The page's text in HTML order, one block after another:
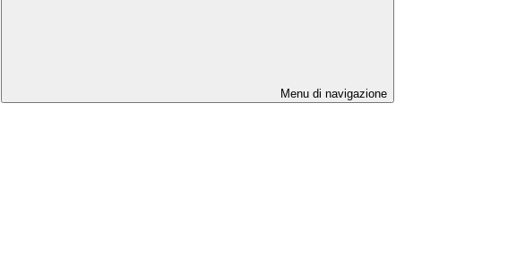
Menu di navigazione